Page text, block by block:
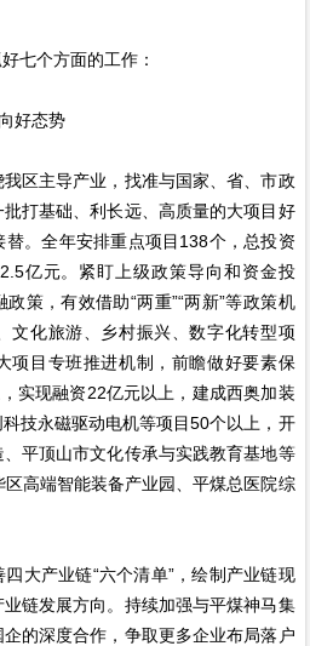
个方面的工作：
好态势
主导产业，找准与国家、省、市政
打基础、利长远、高质量的大项目好
。全年安排重点项目138个，总投资
亿元。紧盯上级政策导向和资金投
策，有效借助“两重”“两新”等政策机
文化旅游、乡村振兴、数字化转型项
项目专班推进机制，前瞻做好要素保
实现融资22亿元以上，建成西奥加装
技永磁驱动电机等项目50个以上，开
平顶山市文化传承与实践教育基地等
高端智能装备产业园、平煤总医院综
产业链“六个清单”，绘制产业链现
链发展方向。持续加强与平煤神马集
的深度合作，争取更多企业布局落户